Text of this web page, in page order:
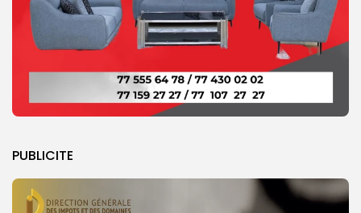
PUBLICITE